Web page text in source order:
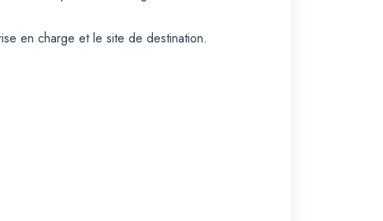
en charge et le site de destination.